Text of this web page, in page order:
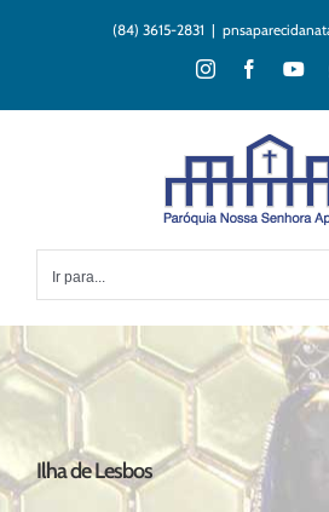
(84) 3615-2831 |
Instagram
Ir para...
Ilha de Lesbos